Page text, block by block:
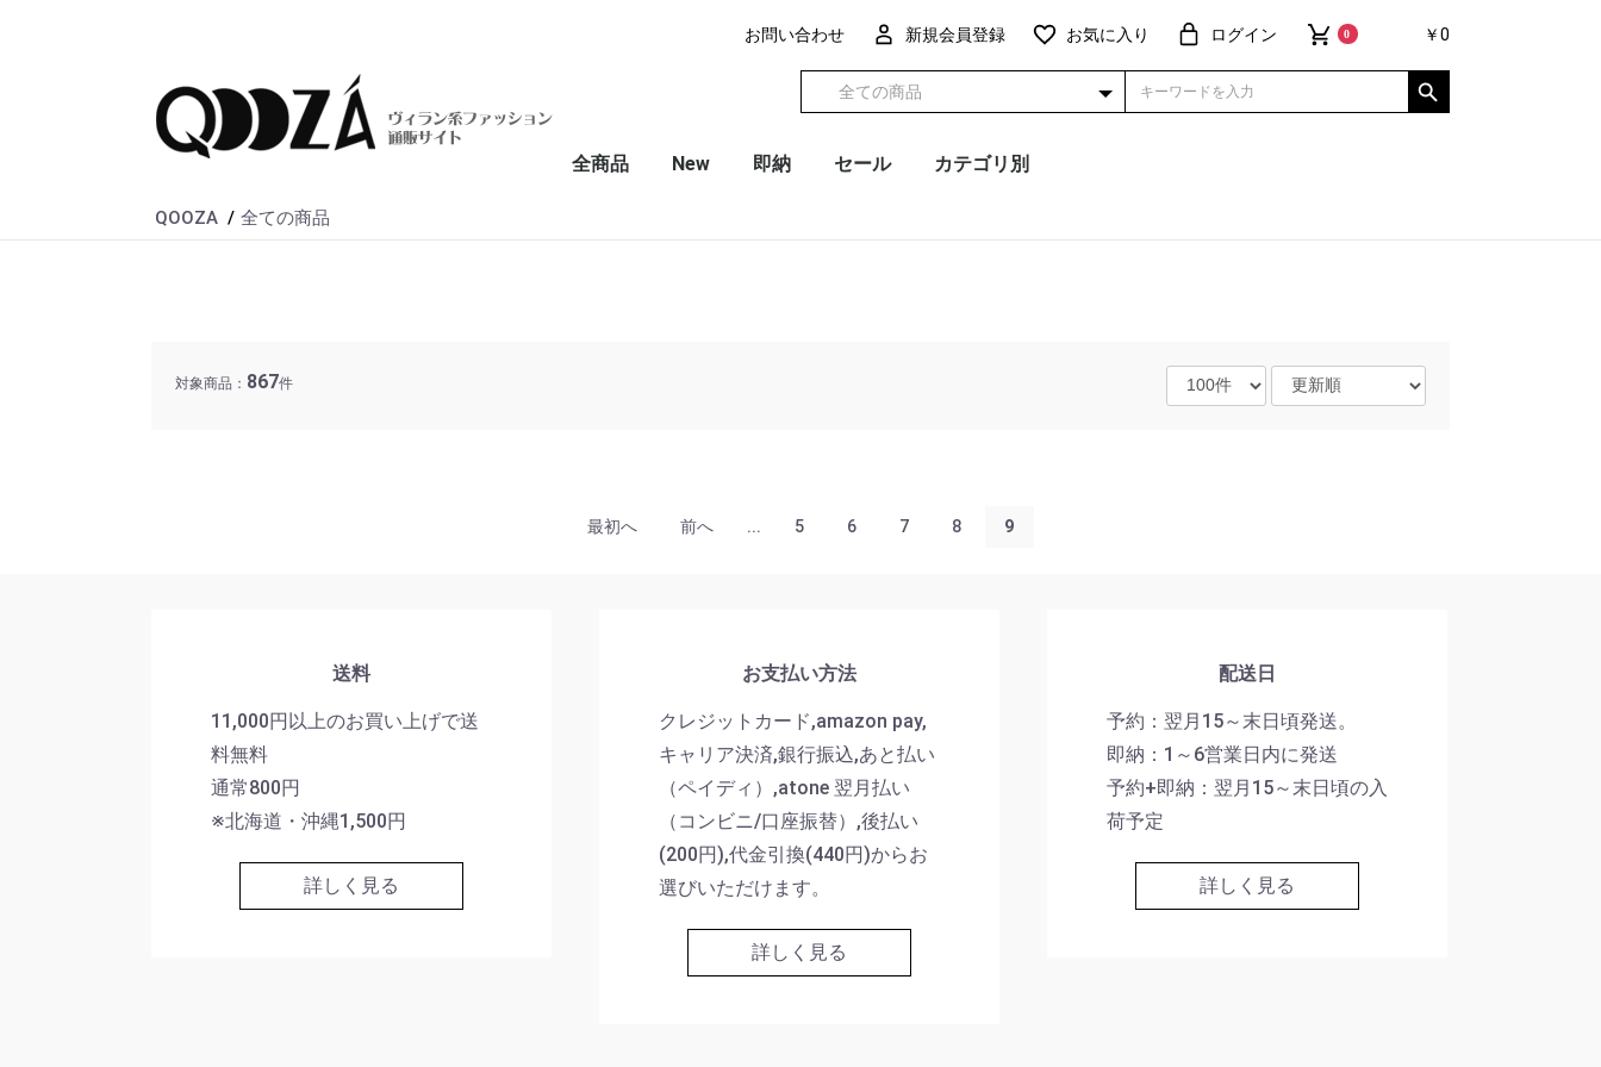
お問い合わせ 新規会員登録 お気に入り ログイン 0 ￥0
全商品 New 即納 セール カテゴリ別
QOOZA 全ての商品
対象商品： 867件
お買い物を続ける
最初へ 前へ ... 5 6 7 8 9
送料
11,000円以上のお買い上げで送
料無料
通常800円
※北海道・沖縄1,500円
詳しく見る
お支払い方法
クレジットカード,amazon pay,
キャリア決済,銀行振込,あと払い
（ペイディ）,atone 翌月払い
（コンビニ/口座振替）,後払い
(200円),代金引換(440円)からお
選びいただけます。
詳しく見る
配送日
予約：翌月15～末日頃発送。
即納：1～6営業日内に発送
予約+即納：翌月15～末日頃の入
荷予定
詳しく見る